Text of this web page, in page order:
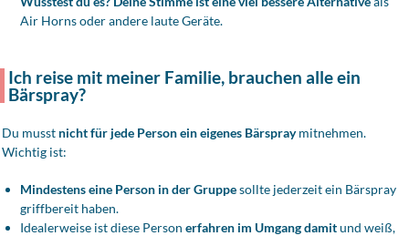
Air Horns oder andere laute Geräte.
Ich reise mit meiner Familie, brauchen alle ein
Bärspray?
Du musst nicht für jede Person ein eigenes Bärspraymitnehmen.
Wichtig ist:
Mindestens eine Person in der Gruppesollte jederzeit ein Bärspray
griffbereit haben.
Idealerweise ist diese Person erfahren im Umgang damitund weiß,